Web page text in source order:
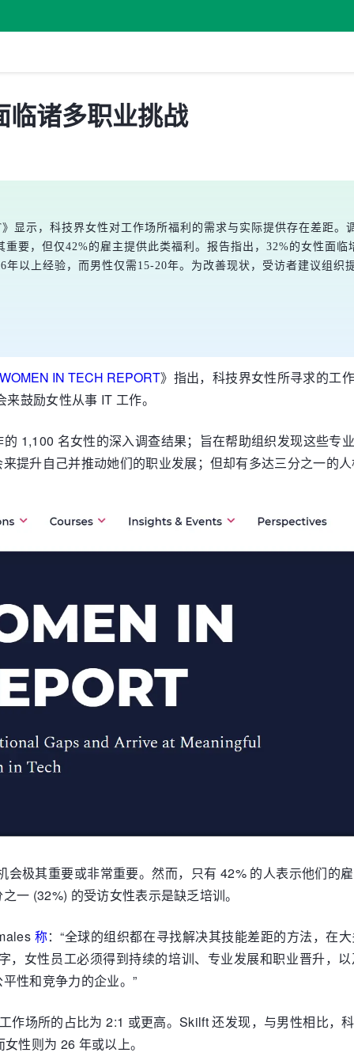
临诸多职业挑战
显示，科技界女性对工作场所福利的需求与实际提供存在差距。
要，但仅42%的雇主提供此类福利。报告指出，32%的女性面
以上经验，而男性仅需15-20年。为改善现状，受访者建议组
IN TECH REPORT》指出，科技界女性所寻求的工
鼓励女性从事 IT 工作。
1,100 名女性的深入调查结果；旨在帮助组织发现这些专
提升自己并推动她们的职业发展；但却有多达三分之一的
极其重要或非常重要。然而，只有 42% 的人表示他们的
一 (32%) 的受访女性表示是缺乏培训。
称：“全球的组织都在寻找解决其技能差距的方法，在
，女性员工必须得到持续的培训、专业发展和职业晋升，
性和竞争力的企业。”
作场所的占比为 2:1 或更高。Skilft 还发现，与男性相比，
性则为 26 年或以上。